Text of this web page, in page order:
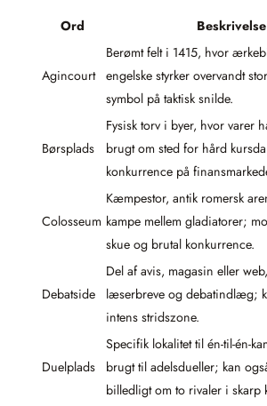
Ord Beskrivelse
Agincourt
Berømt felt i 1415, hvor
engelske styrker overvandt
symbol på taktisk snilde.
Børsplads
Fysisk torv i byer, hvor varer
brugt om sted for hård
konkurrence på
Colosseum
Kæmpestor, antik romersk
kampe mellem gladiatorer;
skue og brutal konkurrence.
Debatside
Del af avis, magasin eller
læserbreve og debatindlæg;
intens stridszone.
Duelplads
Specifik lokalitet til én-til-én-
brugt til adelsdueller; kan
billedligt om to rivaler i skarp